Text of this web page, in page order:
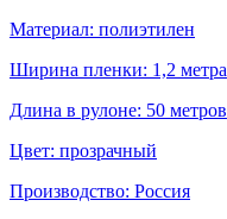
Материал: полиэтилен
Ширина пленки: 1,2 метра
Длина в рулоне: 50 метров
Цвет: прозрачный
Производство: Россия